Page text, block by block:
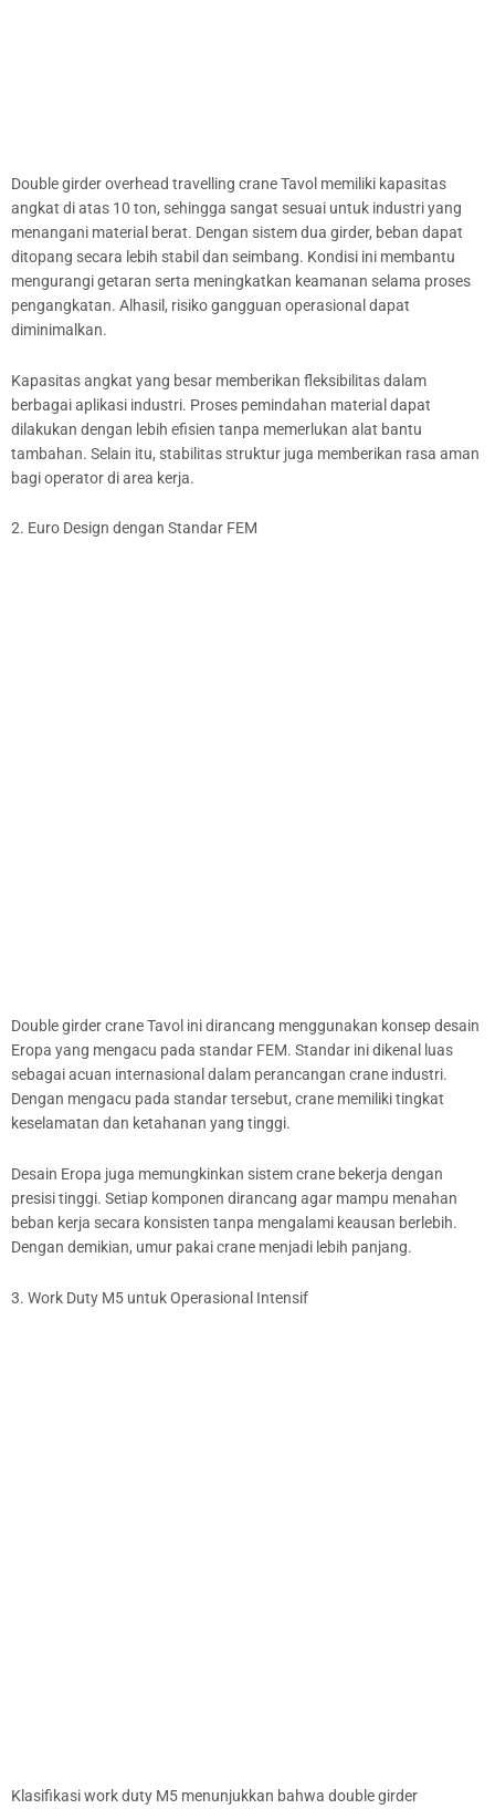
Double girder overhead travelling crane Tavol memiliki kapasitas
angkat di atas 10 ton, sehingga sangat sesuai untuk industri yang
menangani material berat. Dengan sistem dua girder, beban dapat
ditopang secara lebih stabil dan seimbang. Kondisi ini membantu
mengurangi getaran serta meningkatkan keamanan selama proses
pengangkatan. Alhasil, risiko gangguan operasional dapat
diminimalkan.
Kapasitas angkat yang besar memberikan fleksibilitas dalam
berbagai aplikasi industri. Proses pemindahan material dapat
dilakukan dengan lebih efisien tanpa memerlukan alat bantu
tambahan. Selain itu, stabilitas struktur juga memberikan rasa aman
bagi operator di area kerja.
2. Euro Design dengan Standar FEM
Double girder crane Tavol ini dirancang menggunakan konsep desain
Eropa yang mengacu pada standar FEM. Standar ini dikenal luas
sebagai acuan internasional dalam perancangan crane industri.
Dengan mengacu pada standar tersebut, crane memiliki tingkat
keselamatan dan ketahanan yang tinggi.
Desain Eropa juga memungkinkan sistem crane bekerja dengan
presisi tinggi. Setiap komponen dirancang agar mampu menahan
beban kerja secara konsisten tanpa mengalami keausan berlebih.
Dengan demikian, umur pakai crane menjadi lebih panjang.
3. Work Duty M5 untuk Operasional Intensif
Klasifikasi work duty M5 menunjukkan bahwa double girder